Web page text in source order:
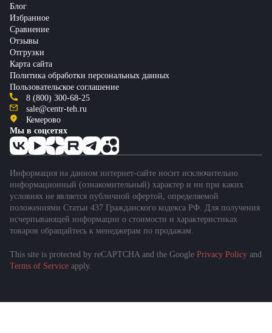
Блог
Избранное
Сравнение
Отзывы
Отгрузки
Карта сайта
Политика обработки персональных данных
Пользовательское соглашение
8 (800) 300-68-25
sale@centr-teh.ru
Кемерово
Мы в соцсетях
Информация на данном интернет-сайте носит исключительно
информационный (ознакомительный) характер и ни при каких
условиях не является публичной офертой, определяемой
положениями Статьи 437 Гражданского кодекса РФ. Для получения
исчерпывающей информации о стоимости и характеристиках
товаров обращайтесь к менеджерам по продажам.
This site is protected by reCAPTCHA and the Google Privacy Policy and
Terms of Service apply.